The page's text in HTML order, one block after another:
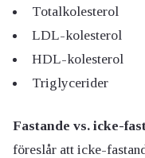
Totalkolesterol
LDL-kolesterol
HDL-kolesterol
Triglycerider
Fastande vs. icke-
föreslår att icke-